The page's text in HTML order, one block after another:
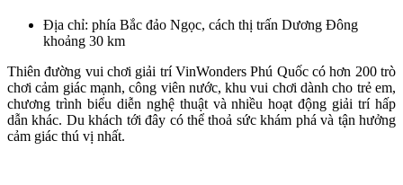
Địa chỉ: phía Bắc đảo Ngọc, cách thị trấn Dương Đông
khoảng 30 km
Thiên đường vui chơi giải trí VinWonders Phú Quốc có hơn 200 trò
chơi cảm giác mạnh, công viên nước, khu vui chơi dành cho trẻ em,
chương trình biểu diễn nghệ thuật và nhiều hoạt động giải trí hấp
dẫn khác. Du khách tới đây có thể thoả sức khám phá và tận hưởng
cảm giác thú vị nhất.